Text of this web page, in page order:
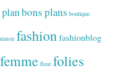
bons plans boutique
fashionfashionblog
femme fleur folies